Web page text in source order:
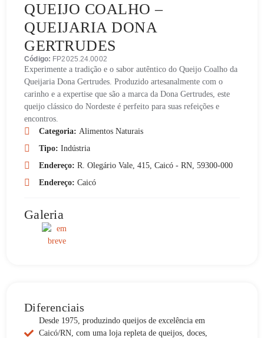
QUEIJO COALHO –
QUEIJARIA DONA
GERTRUDES
Código: FP2025.24.0002
Experimente a tradição e o sabor autêntico do Queijo Coalho da
Queijaria Dona Gertrudes. Produzido artesanalmente com o
carinho e a expertise que são a marca da Dona Gertrudes, este
queijo clássico do Nordeste é perfeito para suas refeições e
encontros.
Categoria:Alimentos Naturais
Tipo:Indústria
Endereço:R. Olegário Vale, 415, Caicó - RN, 59300-000
Endereço:Caicó
Galeria
Diferenciais
Desde 1975, produzindo queijos de excelência em
Caicó/RN, com uma loja repleta de queijos, doces,